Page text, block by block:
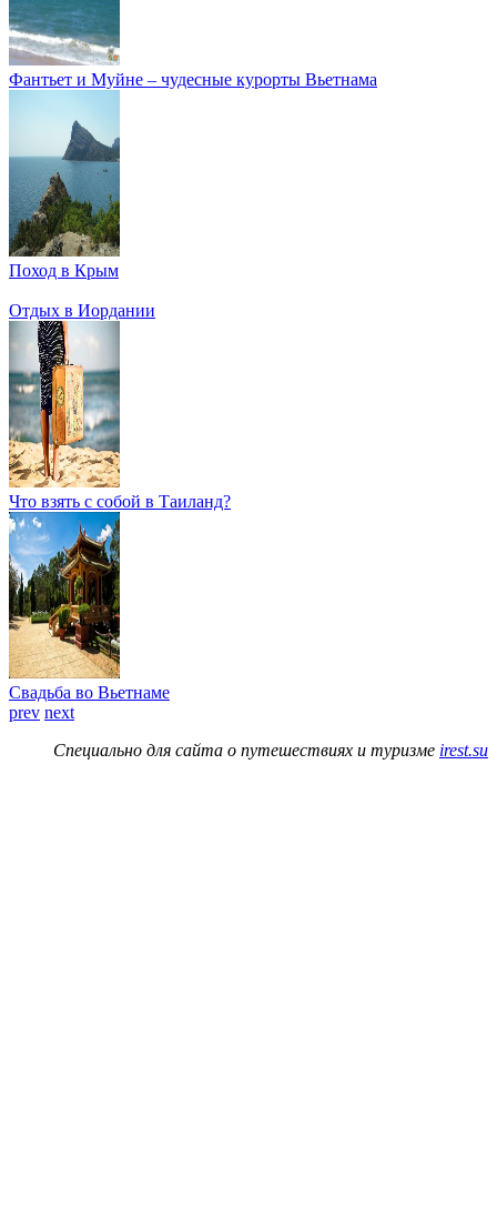
Фантьет и Муйне – чудесные курорты Вьетнама
Поход в Крым
Отдых в Иордании
Что взять с собой в Таиланд?
Свадьба во Вьетнаме
prev next
Специально для сайта о путешествиях и туризме irest.su